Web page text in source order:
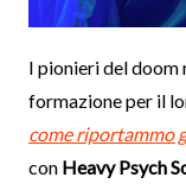
I pionieri del doom
formazione per il
come riportammo
con Heavy Psych